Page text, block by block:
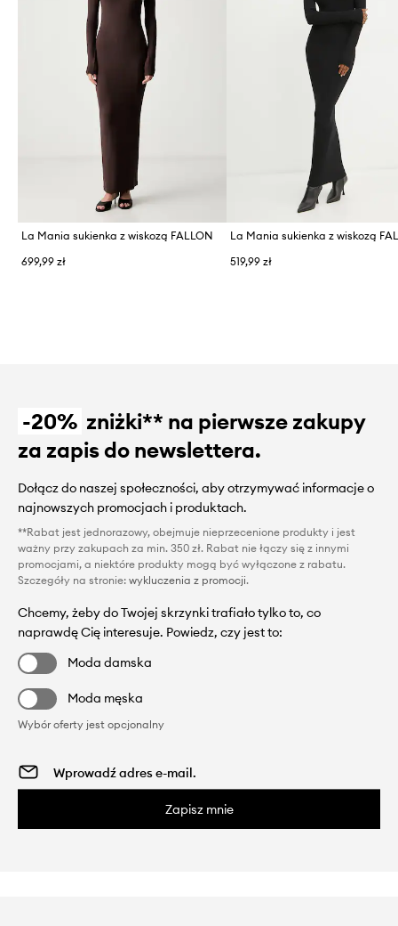
La Mania sukienka z wiskozą FALLON
699,99 zł
La Mania sukienka z wiskozą
519,99 zł
-20% zniżki** na pierwsze zakupy
za zapis do newslettera.
Dołącz do naszej społeczności, aby otrzymywać informacje o
najnowszych promocjach i produktach.
**Rabat jest jednorazowy, obejmuje nieprzecenione produkty i jest
ważny przy zakupach za min. 350 zł. Rabat nie łączy się z innymi
promocjami, a niektóre produkty mogą być wyłączone z rabatu.
Szczegóły na stronie: wykluczenia z promocji.
Chcemy, żeby do Twojej skrzynki trafiało tylko to, co
naprawdę Cię interesuje. Powiedz, czy jest to:
Moda damska
Moda męska
Wybór oferty jest opcjonalny
Zapisz mnie